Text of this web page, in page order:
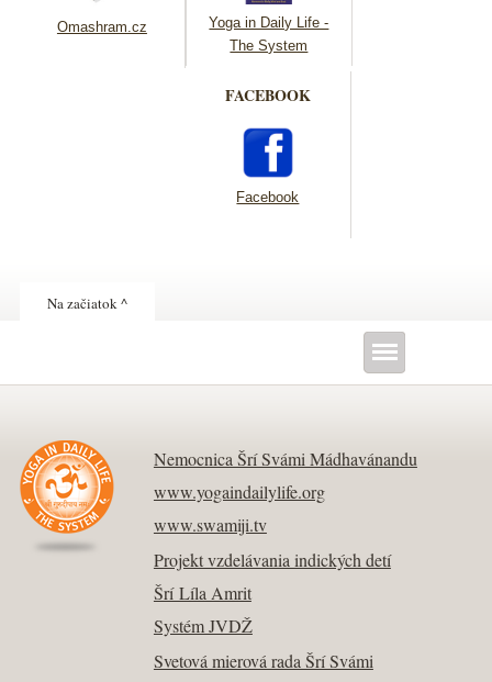
Omashram.cz
Yoga in Daily Life -
The System
FACEBOOK
Facebook
Na začiatok ^
Nemocnica Šrí Svámi Mádhavánandu
www.yogaindailylife.org
www.swamiji.tv
Projekt vzdelávania indických detí
Šrí Líla Amrit
Systém JVDŽ
Svetová mierová rada Šrí Svámi